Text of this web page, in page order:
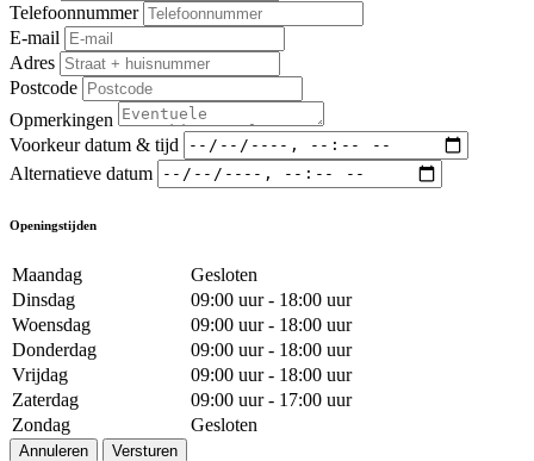
Telefoonnummer
E-mail
Adres
Postcode
Opmerkingen
Voorkeur datum & tijd
Alternatieve datum
Openingstijden
Maandag
Gesloten
Dinsdag
09:00 uur - 18:00 uur
Woensdag
09:00 uur - 18:00 uur
Donderdag
09:00 uur - 18:00 uur
Vrijdag
09:00 uur - 18:00 uur
Zaterdag
09:00 uur - 17:00 uur
Zondag
Gesloten
Annuleren Versturen